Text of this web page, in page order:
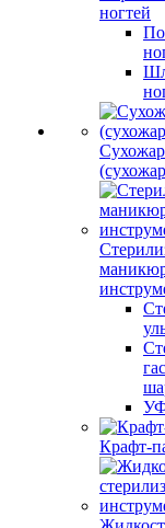
ногтей
УФ
Крафт-